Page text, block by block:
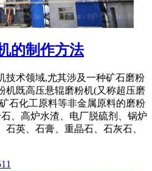
的制作方法
技术领域,尤其涉及一种矿石磨粉
机既高压悬辊磨粉机(又称超压磨
石化工原料等非金属原料的磨粉
、高炉水渣、电厂脱硫剂、锅炉
石英、石膏、重晶石、石灰石、